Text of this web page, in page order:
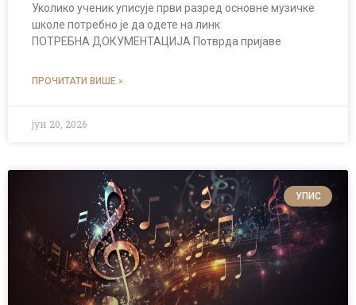
Уколико ученик уписује први разред основне музичке
школе потребно је да одете на линк
ПОТРЕБНА ДОКУМЕНТАЦИЈА Потврда пријаве
ПРОЧИТАТИ ВИШЕ »
јун 20, 2026
УПИС